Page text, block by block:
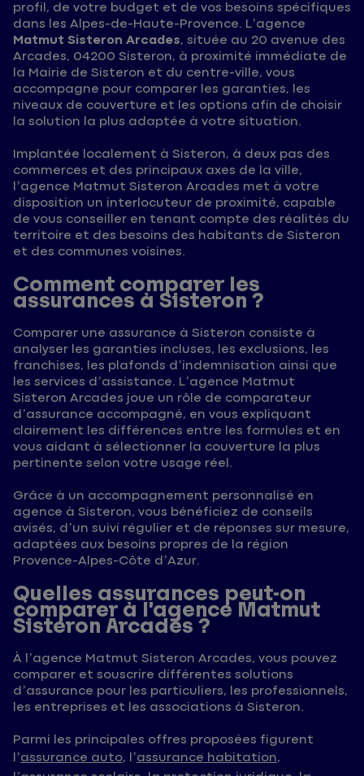
profil, de votre budget et de vos besoins spécifiques
dans les Alpes-de-Haute-Provence. L’agence
Matmut Sisteron Arcades, située au 20 avenue des
Arcades, 04200 Sisteron, à proximité immédiate de
la Mairie de Sisteron et du centre-ville, vous
accompagne pour comparer les garanties, les
niveaux de couverture et les options afin de choisir
la solution la plus adaptée à votre situation.
Implantée localement à Sisteron, à deux pas des
commerces et des principaux axes de la ville,
l’agence Matmut Sisteron Arcades met à votre
disposition un interlocuteur de proximité, capable
de vous conseiller en tenant compte des réalités du
territoire et des besoins des habitants de Sisteron
et des communes voisines.
Comment comparer les
assurances à Sisteron ?
Comparer une assurance à Sisteron consiste à
analyser les garanties incluses, les exclusions, les
franchises, les plafonds d’indemnisation ainsi que
les services d’assistance. L’agence Matmut
Sisteron Arcades joue un rôle de comparateur
d’assurance accompagné, en vous expliquant
clairement les différences entre les formules et en
vous aidant à sélectionner la couverture la plus
pertinente selon votre usage réel.
Grâce à un accompagnement personnalisé en
agence à Sisteron, vous bénéficiez de conseils
avisés, d’un suivi régulier et de réponses sur mesure,
adaptées aux besoins propres de la région
Provence-Alpes-Côte d’Azur.
Quelles assurances peut-on
comparer à l’agence Matmut
Sisteron Arcades ?
À l’agence Matmut Sisteron Arcades, vous pouvez
comparer et souscrire différentes solutions
d’assurance pour les particuliers, les professionnels,
les entreprises et les associations à Sisteron.
Parmi les principales offres proposées figurent
l’assurance auto, l’assurance habitation,